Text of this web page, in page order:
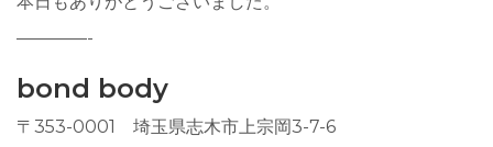
————-
bond body
〒353-0001 埼玉県志木市上宗岡3-7-6